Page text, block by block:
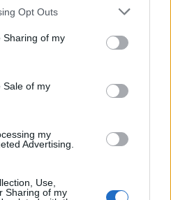
app uses one or more Google
behaviour. You may click to
and its third-party tags to
purposes in below Google
Opt Outs
Sharing of my
Sale of my
my
Advertising.
Use,
Sharing of my
również hasła
Biblijny